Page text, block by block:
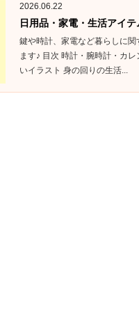
2026.06.22
日用品・家電・生活アイ
鍵や時計、家電など暮らしに
ます♪ 目次 時計・腕時計・カ
いイラスト 身の回りの生活...